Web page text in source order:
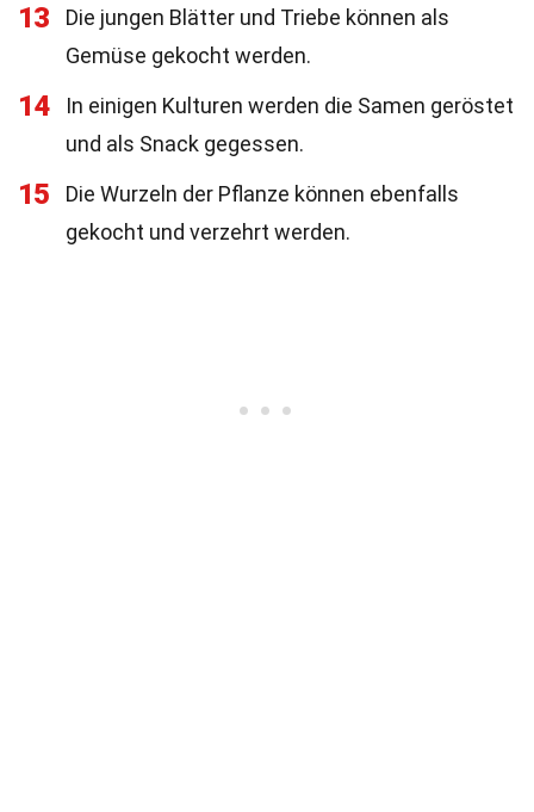
13
Die jungen Blätter und Triebe können als
Gemüse gekocht werden.
14
In einigen Kulturen werden die Samen geröstet
und als Snack gegessen.
15
Die Wurzeln der Pflanze können ebenfalls
gekocht und verzehrt werden.